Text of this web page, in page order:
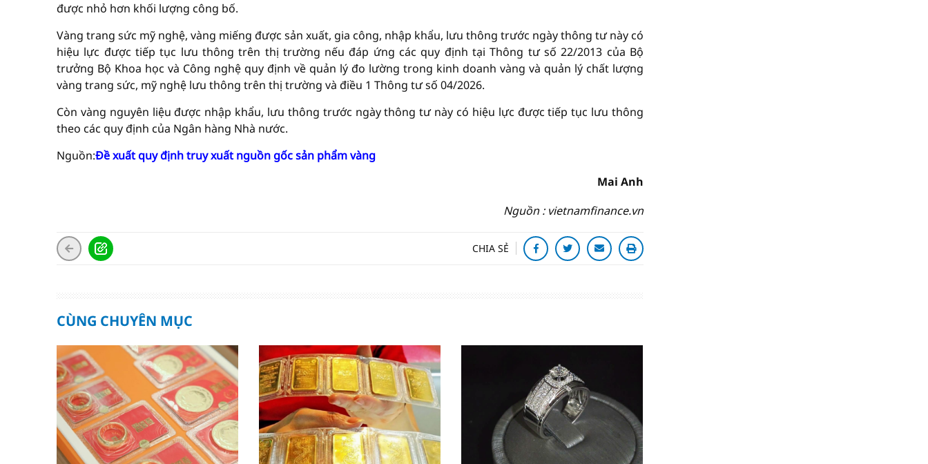
được nhỏ hơn khối lượng công bố.
Vàng trang sức mỹ nghệ, vàng miếng được sản xuất, gia công, nhập khẩu, lưu thông trước ngày thông tư này có
hiệu lực được tiếp tục lưu thông trên thị trường nếu đáp ứng các quy định tại Thông tư số 22/2013 của Bộ
trưởng Bộ Khoa học và Công nghệ quy định về quản lý đo lường trong kinh doanh vàng và quản lý chất lượng
vàng trang sức, mỹ nghệ lưu thông trên thị trường và điều 1 Thông tư số 04/2026.
Còn vàng nguyên liệu được nhập khẩu, lưu thông trước ngày thông tư này có hiệu lực được tiếp tục lưu thông
theo các quy định của Ngân hàng Nhà nước.
Nguồn:Đề xuất quy định truy xuất nguồn gốc sản phẩm vàng
Mai Anh
Nguồn : vietnamfinance.vn
CHIA SẺ
CÙNG CHUYÊN MỤC